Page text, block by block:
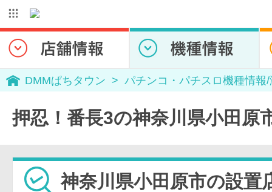
DMMぱちタウン パチンコ・パチスロ機種情報
押忍！番長3の神奈川県小田原
神奈川県小田原市の設置